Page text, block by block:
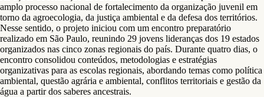
amplo processo nacional de fortalecimento da organização juvenil em
torno da agroecologia, da justiça ambiental e da defesa dos territórios.
Nesse sentido, o projeto iniciou com um encontro preparatório
realizado em São Paulo, reunindo 29 jovens lideranças dos 19 estados
organizados nas cinco zonas regionais do país. Durante quatro dias, o
encontro consolidou conteúdos, metodologias e estratégias
organizativas para as escolas regionais, abordando temas como política
ambiental, questão agrária e ambiental, conflitos territoriais e gestão da
água a partir dos saberes ancestrais.